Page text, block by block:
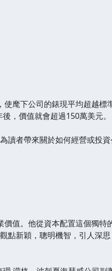
麾下公司的錶現平均超越標
，價值就會超過150萬美元。
者帶來關於如何經營或投資
值。他從資本配置這個獨特
點新穎，聰明機智，引人深